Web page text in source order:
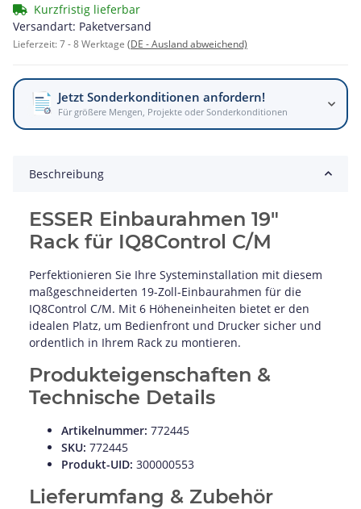
Kurzfristig lieferbar
Versandart: Paketversand
Lieferzeit:7 - 8 Werktage (DE - Ausland abweichend)
Jetzt Sonderkonditionen anfordern!
Für größere Mengen, Projekte oder Sonderkonditionen
Beschreibung
ESSER Einbaurahmen 19"
Rack für IQ8Control C/M
Perfektionieren Sie Ihre Systeminstallation mit diesem
maßgeschneiderten 19-Zoll-Einbaurahmen für die
IQ8Control C/M. Mit 6 Höheneinheiten bietet er den
idealen Platz, um Bedienfront und Drucker sicher und
ordentlich in Ihrem Rack zu montieren.
Produkteigenschaften &
Technische Details
Artikelnummer: 772445
SKU: 772445
Produkt-UID: 300000553
Lieferumfang & Zubehör